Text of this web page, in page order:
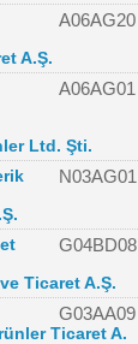
A06AG20
A.Ş.
A06AG01
Ltd. Şti.
N03AG01
G04BD08
Ticaret A.Ş.
G03AA09
Ticaret A.